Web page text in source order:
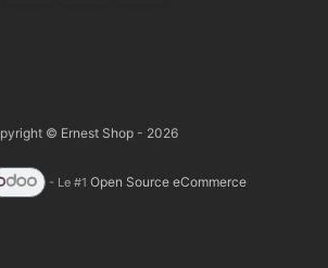
© Ernest Shop - 2026
- Le #1Open Source eCommerce